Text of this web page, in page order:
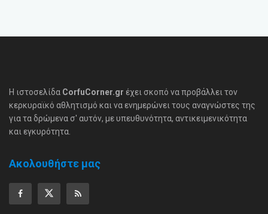
Η ιστοσελίδα CorfuCorner.gr έχει σκοπό να προβάλλει τον
κερκυραϊκό αθλητισμό και να ενημερώνει τους αναγνώστες της
για τα δρώμενα σ' αυτόν, με υπευθυνότητα, αντικειμενικότητα
και εγκυρότητα.
Ακολουθήστε μας